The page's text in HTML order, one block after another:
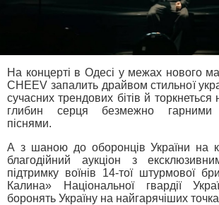
На концерті в Одесі у межах нового
CHEEV запалить драйвом стильної
сучасних трендових бітів й
глибин серця безмежно гарними
піснями.
А з шаною до оборонців України на
благодійний аукціон з
підтримку воїнів 14-тої штурмової
Калина» Національної гвардії
боронять Україну на найгарячіших